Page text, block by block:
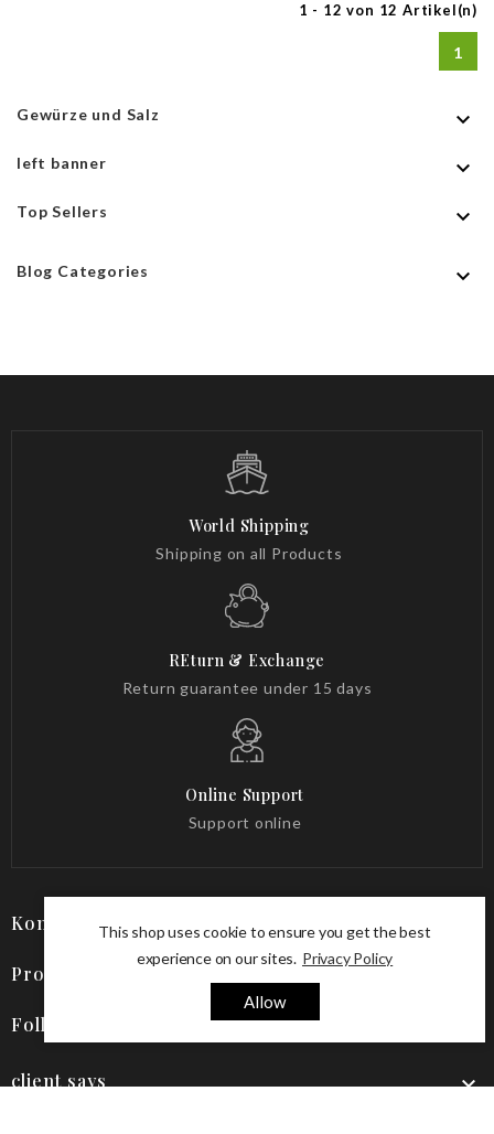
1 - 12 von 12 Artikel(n)
1
Gewürze und Salz 
left banner 
Top Sellers 
Blog Categories 
World Shipping
Shipping on all Products
REturn & Exchange
Return guarantee under 15 days
Online Support
Support online
Kontakt
Produkte
Follow Us
client says 
This shop uses cookie to ensure you get the best
experience on our sites. Privacy Policy
Allow